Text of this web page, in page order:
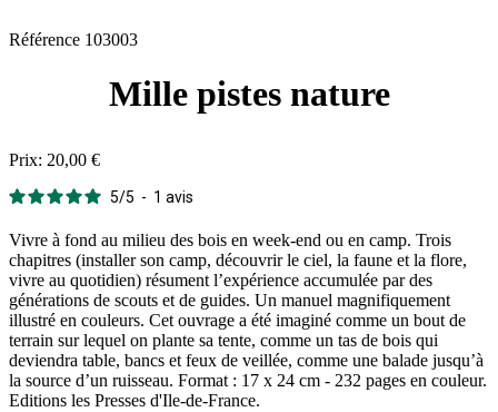
Référence 103003
Mille pistes nature
Prix: 20,00 €
5/5 - 1 avis
Vivre à fond au milieu des bois en week-end ou en camp. Trois
chapitres (installer son camp, découvrir le ciel, la faune et la flore,
vivre au quotidien) résument l’expérience accumulée par des
générations de scouts et de guides. Un manuel magnifiquement
illustré en couleurs. Cet ouvrage a été imaginé comme un bout de
terrain sur lequel on plante sa tente, comme un tas de bois qui
deviendra table, bancs et feux de veillée, comme une balade jusqu’à
la source d’un ruisseau. Format : 17 x 24 cm - 232 pages en couleur.
Editions les Presses d'Ile-de-France.